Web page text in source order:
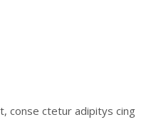
conse ctetur adipitys cing